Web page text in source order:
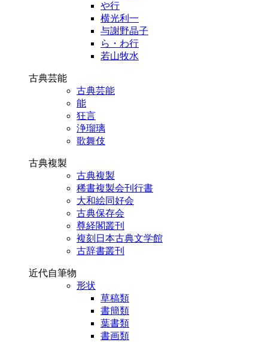
や行
横光利一
与謝野晶子
ら・わ行
若山牧水
古典芸能
古典芸能
能
狂言
浄瑠璃
歌舞伎
古典複製
古典複製
稀書複製会刊行書
大和絵同好会
古典保存会
尊経閣叢刊
複刻日本古典文学館
古辞書叢刊
近代自筆物
形状
草稿類
書簡類
葉書類
書画類